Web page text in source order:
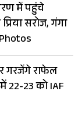
में पहुंचे
सरोज, गंगा
गरजेंगे राफेल
23 को IAF